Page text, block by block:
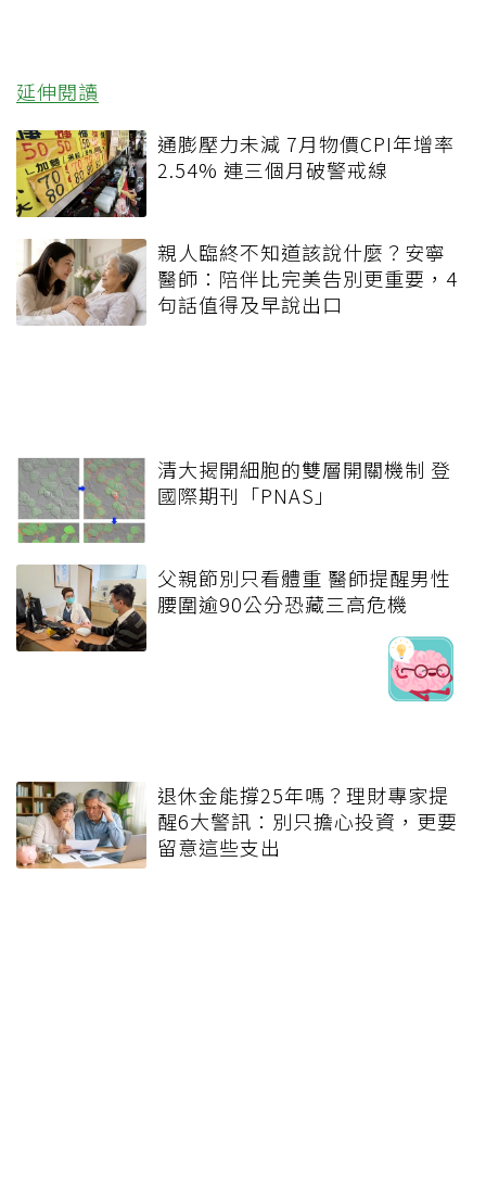
延伸閱讀
通膨壓力未減 7月物價CPI年增率
2.54% 連三個月破警戒線
親人臨終不知道該說什麼？安寧
醫師：陪伴比完美告別更重要，4
句話值得及早說出口
清大揭開細胞的雙層開關機制 登
國際期刊「PNAS」
父親節別只看體重 醫師提醒男性
腰圍逾90公分恐藏三高危機
退休金能撐25年嗎？理財專家提
醒6大警訊：別只擔心投資，更要
留意這些支出